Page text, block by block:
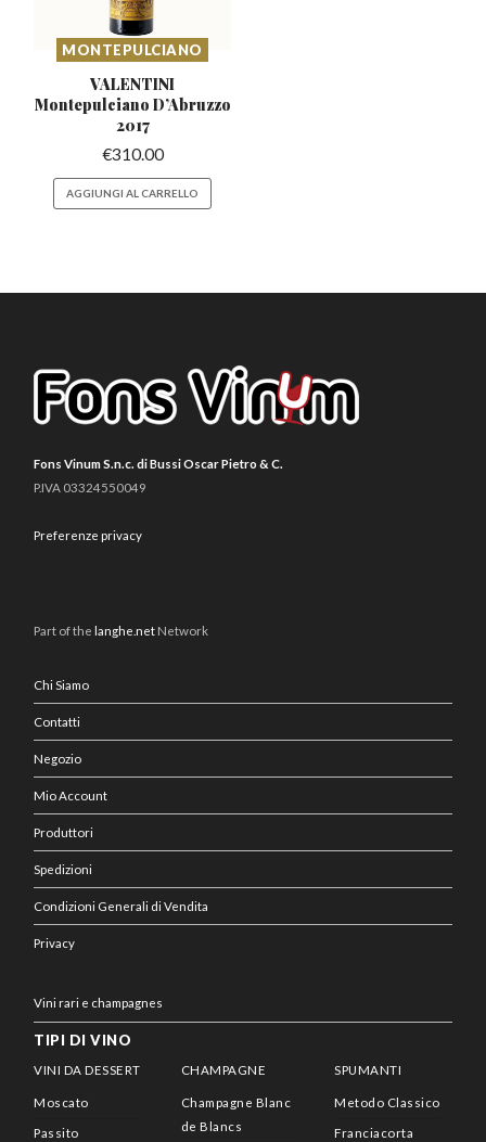
MONTEPULCIANO
VALENTINI
Montepulciano D’Abruzzo
2017
€310.00
AGGIUNGI AL CARRELLO
Fons Vinum S.n.c. di Bussi Oscar Pietro & C.
P.IVA 03324550049
Preferenze privacy
Part of the langhe.net Network
Chi Siamo
Contatti
Negozio
Mio Account
Produttori
Spedizioni
Condizioni Generali di Vendita
Privacy
Vini rari e champagnes
TIPI DI VINO
VINI DA DESSERT
Moscato
Passito
CHAMPAGNE
Champagne Blanc
de Blancs
SPUMANTI
Metodo Classico
Franciacorta